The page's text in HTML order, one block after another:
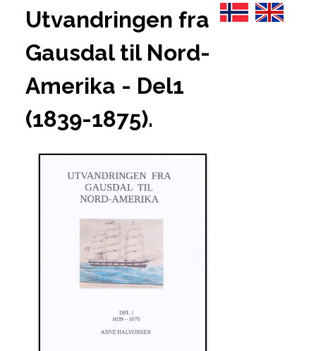
Utvandringen fra
Gausdal til Nord-
Amerika - Del1
(1839-1875).